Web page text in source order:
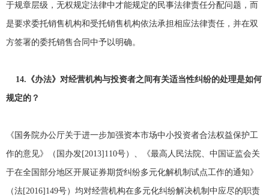
于规章层级，无权规定法律中才能规定的民事法律责任分配问题，而
是要求委托销售机构和受托销售机构依法承担相应法律责任，并在双
方签署的委托销售合同中予以明确。
14. 《办法》对经营机构与投资者之间有关适当性纠纷的处理是如何
规定的？
《国务院办公厅关于进一步加强资本市场中小投资者合法权益保护工
作的意见》（国办发[2013]110号）、《最高人民法院、中国证监会关
于在全国部分地区开展证券期货纠纷多元化解机制试点工作的通知》
（法[2016]149号）均对经营机构在多元化纠纷解决机制中应尽的职责